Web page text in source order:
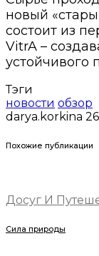
новый
состоит из
VitrA –
устойчивого
Тэги
новости обзор
darya.korkina
Похожие публикации
Досуг И
Сила природы